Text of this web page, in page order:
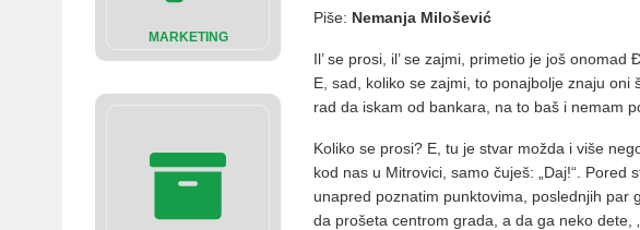
MARKETING
Piše: Nemanja Milošević
Il’ se prosi, il’ se zajmi, primetio je još
E, sad, koliko se zajmi, to ponajbolje znaju
rad da iskam od bankara, na to baš i nemam
Koliko se prosi? E, tu je stvar možda i više
kod nas u Mitrovici, samo čuješ: „Daj!“.
unapred poznatim punktovima, poslednjih par
da prošeta centrom grada, a da ga neko dete,